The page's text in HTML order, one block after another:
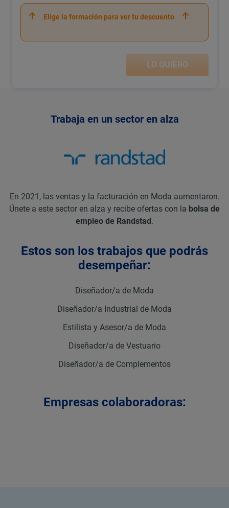
Elige la formación para ver tu descuento
LO QUIERO
Trabaja en un sector en alza
En 2021, las ventas y la facturación en Moda aumentaron.
Únete a este sector en alza y recibe ofertas con la bolsa de
empleo de Randstad .
Estos son los trabajos que podrás
desempeñar:
Diseñador/a de Moda
Diseñador/a Industrial de Moda
Estilista y Asesor/a de Moda
Diseñador/a de Vestuario
Diseñador/a de Complementos
Empresas colaboradoras: